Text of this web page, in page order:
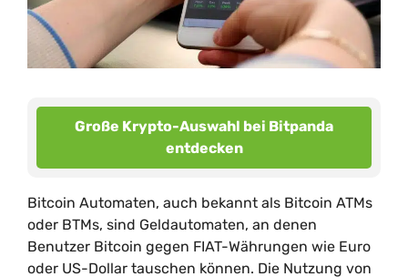
Große Krypto-Auswahl bei Bitpanda
entdecken
Bitcoin Automaten, auch bekannt als Bitcoin ATMs
oder BTMs, sind Geldautomaten, an denen
Benutzer Bitcoin gegen FIAT-Währungen wie Euro
oder US-Dollar tauschen können. Die Nutzung von